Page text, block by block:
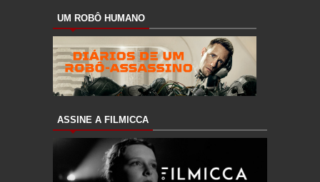
UM ROBÔ HUMANO
ASSINE A FILMICCA